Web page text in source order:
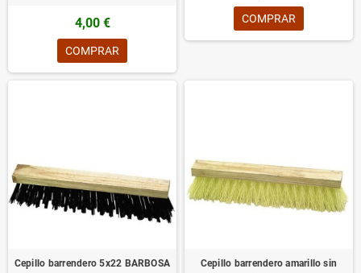
4,00 €
COMPRAR
COMPRAR
Cepillo barrendero 5x22 BARBOSA
Cepillo barrendero amarillo sin